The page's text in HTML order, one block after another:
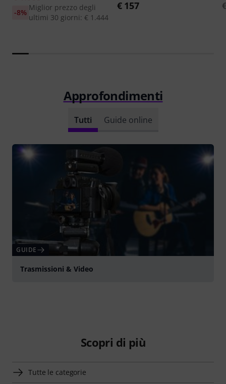
Miglior prezzo degli
ultimi 30 giorni: € 1.444
-8%
€ 157
Approfondimenti
Tutti Guide online
GUIDE
Trasmissioni & Video
Scopri di più
Tutte le categorie